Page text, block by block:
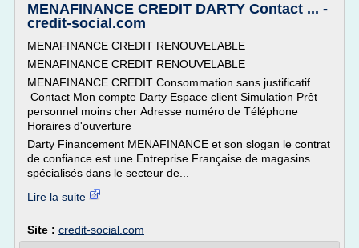
MENAFINANCE CREDIT DARTY Contact ... -
credit-social.com
MENAFINANCE CREDIT RENOUVELABLE
MENAFINANCE CREDIT RENOUVELABLE
MENAFINANCE CREDIT Consommation sans justificatif
Contact Mon compte Darty Espace client Simulation Prêt
personnel moins cher Adresse numéro de Téléphone
Horaires d'ouverture
Darty Financement MENAFINANCE et son slogan le contrat
de confiance est une Entreprise Française de magasins
spécialisés dans le secteur de...
Lire la suite
Site : credit-social.com